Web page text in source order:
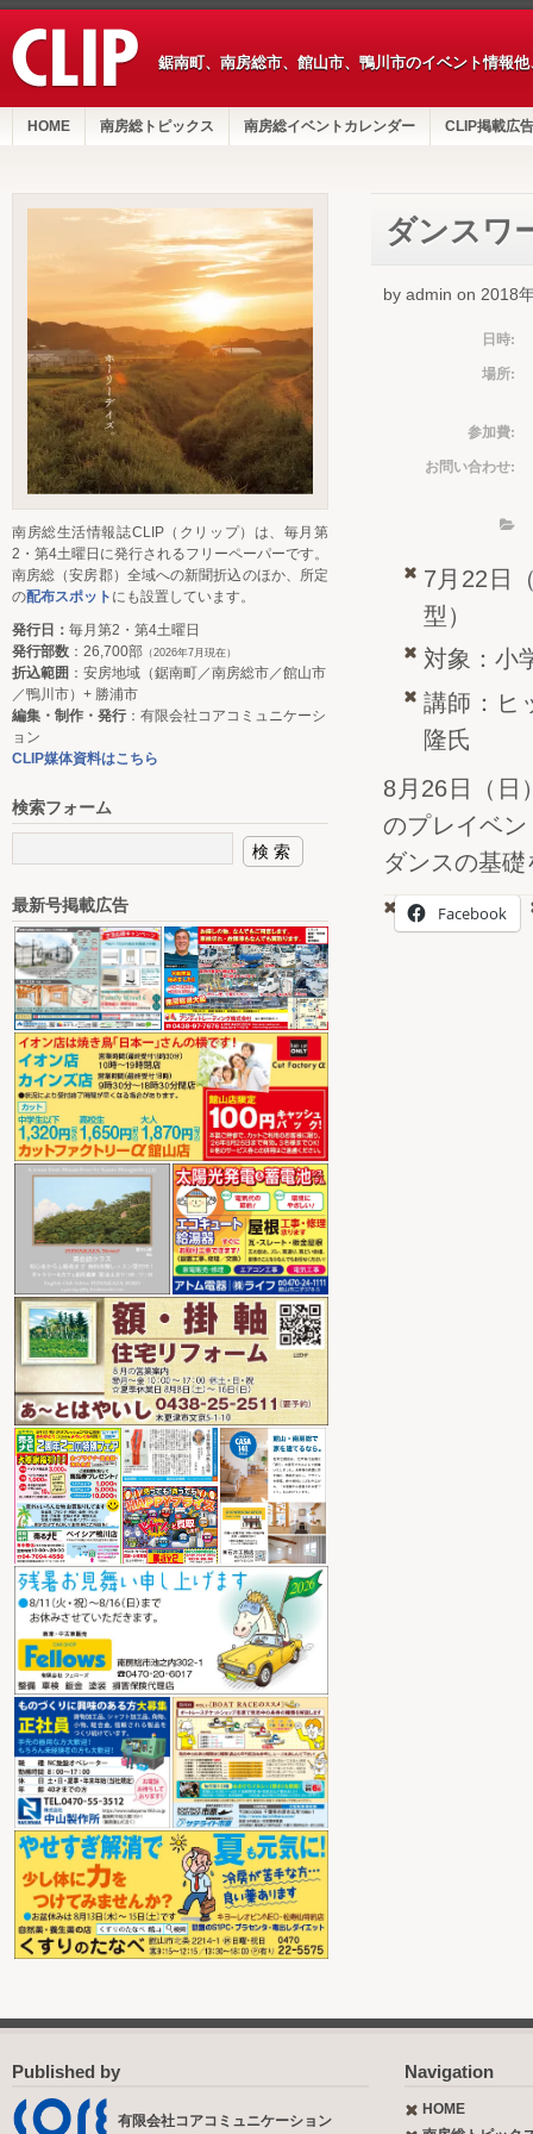
鋸南町、南房総市、館山市、鴨川市のイベント情報
HOME 南房総トピックス 南房総イベントカレンダー CLIP掲載広告
ダンスワ
by admin on 2018
日時:
場所:
参加費:
お問い合わせ:
7月22日
型）
対象：小
講師：ヒ
隆氏
8月26日（日
のプレイベ
ダンスの基
Facebook
南房総生活情報誌CLIP（クリップ）は、毎月第
2・第4土曜日に発行されるフリーペーパーです。
南房総（安房郡）全域への新聞折込のほか、所定
の配布スポット にも設置しています。
発行日： 毎月第2・第4土曜日
発行部数 ：26,700部 （2026年7月現在）
折込範囲 ：安房地域（鋸南町／南房総市／館山市
／鴨川市）+ 勝浦市
編集・制作・発行：有限会社コアコミュニケーシ
ョン
CLIP媒体資料はこちら
検索フォーム
最新号掲載広告
Published by
有限会社コアコミュニケーション
Navigation
HOME